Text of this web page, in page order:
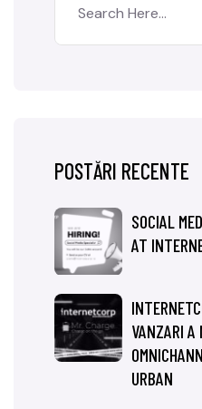
POSTĂRI RECENTE
SOCIAL
AT
VANZARI A
URBAN